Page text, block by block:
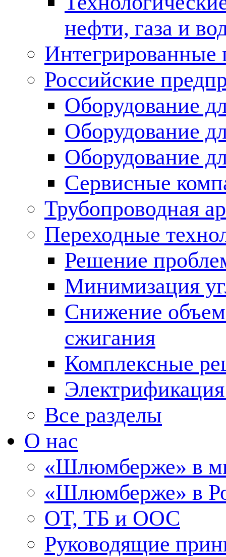
нефти, газа и
Российские
Оборудование
Оборудование
Оборудование
Сервисные
Трубопроводная
Переходные
Решение
Минимизация
Снижение
сжигания
Комплексные
Все разделы
О нас
«Шлюмберже» в
«Шлюмберже» в
ОТ, ТБ и ООС
Руководящие